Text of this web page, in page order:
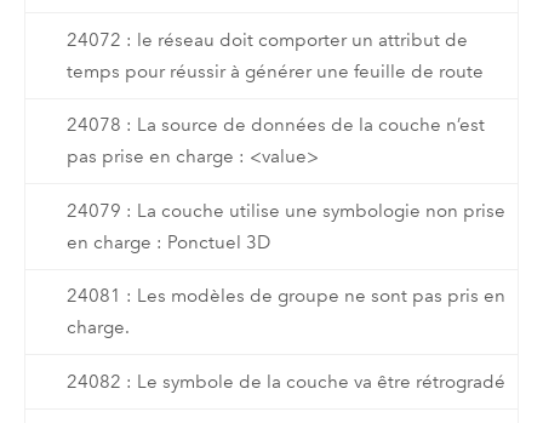
24072 : le réseau doit comporter un attribut de
temps pour réussir à générer une feuille de route
24078 : La source de données de la couche n’est
pas prise en charge : <value>
24079 : La couche utilise une symbologie non prise
en charge : Ponctuel 3D
24081 : Les modèles de groupe ne sont pas pris en
charge.
24082 : Le symbole de la couche va être rétrogradé